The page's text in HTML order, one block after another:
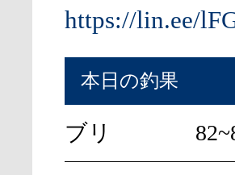
https://lin.ee/
本日の釣果
ブリ